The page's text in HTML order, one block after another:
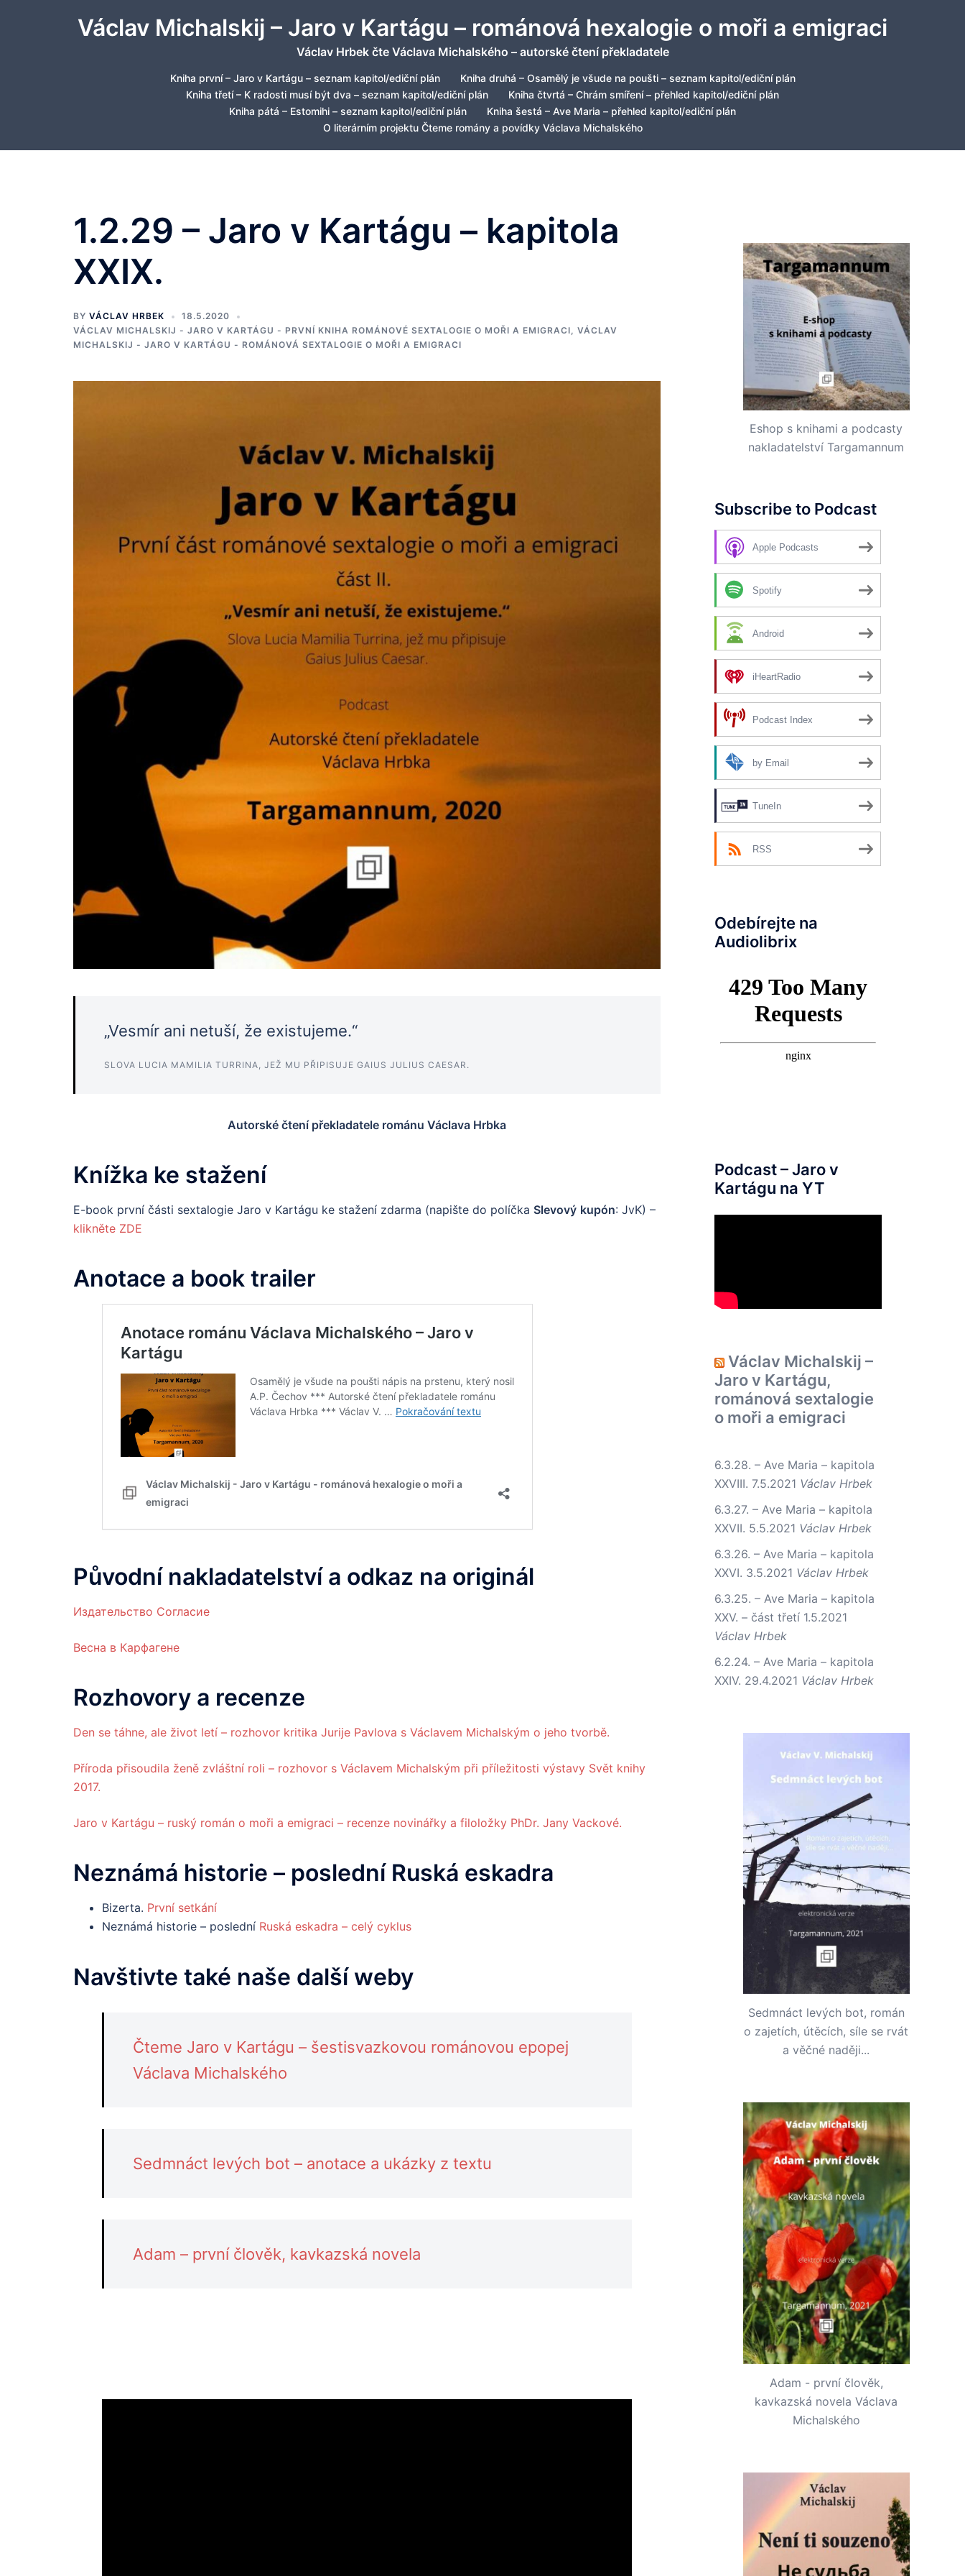
Václav Michalskij – Jaro v Kartágu – románová hexalogie o moři a emigraci
Václav Hrbek čte Václava Michalského – autorské čtení překladatele
Kniha první – Jaro v Kartágu – seznam kapitol/ediční plán
Kniha druhá – Osamělý je všude na poušti – seznam kapitol/ediční plán
Kniha třetí – K radosti musí být dva – seznam kapitol/ediční plán
Kniha čtvrtá – Chrám smíření – přehled kapitol/ediční plán
Kniha pátá – Estomihi – seznam kapitol/ediční plán
Kniha šestá – Ave Maria – přehled kapitol/ediční plán
O literárním projektu Čteme romány a povídky Václava Michalského
1.2.29 – Jaro v Kartágu – kapitola
XXIX.
BY VÁCLAV HRBEK
18.5.2020
VÁCLAV MICHALSKIJ - JARO V KARTÁGU - PRVNÍ KNIHA ROMÁNOVÉ SEXTALOGIE O MOŘI A EMIGRACI, VÁCLAV
MICHALSKIJ - JARO V KARTÁGU - ROMÁNOVÁ SEXTALOGIE O MOŘI A EMIGRACI
„Vesmír ani netuší, že existujeme.“
SLOVA LUCIA MAMILIA TURRINA, JEŽ MU PŘIPISUJE GAIUS JULIUS CAESAR.
Autorské čtení překladatele románu Václava Hrbka
Knížka ke stažení
E-book první části sextalogie Jaro v Kartágu ke stažení zdarma (napište do políčka Slevový kupón: JvK) –
klikněte ZDE
Anotace a book trailer
Původní nakladatelství a odkaz na originál
Издательство Согласие
Весна в Карфагене
Rozhovory a recenze
Den se táhne, ale život letí – rozhovor kritika Jurije Pavlova s Václavem Michalským o jeho tvorbě.
Příroda přisoudila ženě zvláštní roli – rozhovor s Václavem Michalským při příležitosti výstavy Svět knihy
2017.
Jaro v Kartágu – ruský román o moři a emigraci – recenze novinářky a filoložky PhDr. Jany Vackové.
Neznámá historie – poslední Ruská eskadra
Bizerta. První setkání
Neznámá historie – poslední Ruská eskadra – celý cyklus
Navštivte také naše další weby
Čteme Jaro v Kartágu – šestisvazkovou románovou epopej
Václava Michalského
Sedmnáct levých bot – anotace a ukázky z textu
Adam – první člověk, kavkazská novela
Eshop s knihami a podcasty
nakladatelství Targamannum
Subscribe to Podcast
Apple Podcasts
Spotify
Android
iHeartRadio
Podcast Index
by Email
TuneIn
RSS
Odebírejte na
Audiolibrix
Podcast – Jaro v
Kartágu na YT
Václav Michalskij –
Jaro v Kartágu,
románová sextalogie
o moři a emigraci
6.3.28. – Ave Maria – kapitola
XXVIII. 7.5.2021 Václav Hrbek
6.3.27. – Ave Maria – kapitola
XXVII. 5.5.2021 Václav Hrbek
6.3.26. – Ave Maria – kapitola
XXVI. 3.5.2021 Václav Hrbek
6.3.25. – Ave Maria – kapitola
XXV. – část třetí 1.5.2021
Václav Hrbek
6.2.24. – Ave Maria – kapitola
XXIV. 29.4.2021 Václav Hrbek
Sedmnáct levých bot, román
o zajetích, útěcích, síle se rvát
a věčné naději...
Adam - první člověk,
kavkazská novela Václava
Michalského